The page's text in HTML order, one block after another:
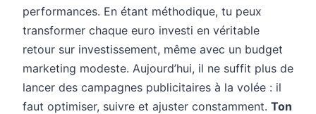
performances. En étant méthodique, tu peux
transformer chaque euro investi en véritable
retour sur investissement, même avec un budget
marketing modeste. Aujourd’hui, il ne suffit plus de
lancer des campagnes publicitaires à la volée : il
faut optimiser, suivre et ajuster constamment. Ton